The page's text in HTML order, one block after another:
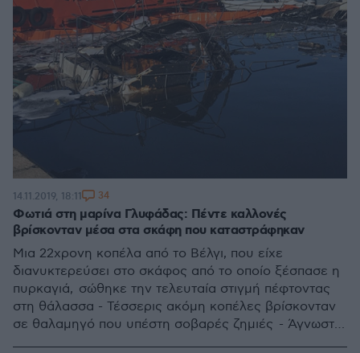
Φωτιά στη μαρίνα Γλυφάδας: Πέντε καλλονές
βρίσκονταν μέσα στα σκάφη που καταστράφηκαν
Μια 22χρονη κοπέλα από το Βέλγι, που είχε
διανυκτερεύσει στο σκάφος από το οποίο ξέσπασε η
πυρκαγιά, σώθηκε την τελευταία στιγμή πέφτοντας
στη θάλασσα - Τέσσερις ακόμη κοπέλες βρίσκονταν
σε θαλαμηγό που υπέστη σοβαρές ζημιές - Άγνωστα
14.11.2019, 18:11 34